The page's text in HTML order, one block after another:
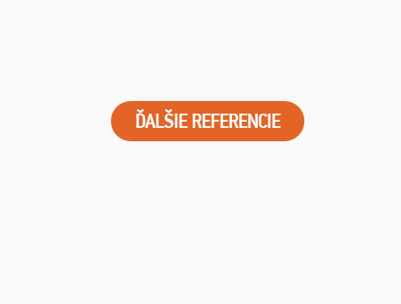
ĎALŠIE REFERENCIE